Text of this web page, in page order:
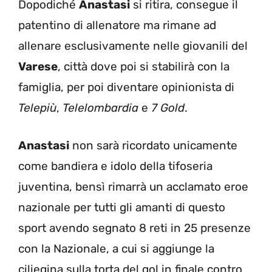
Dopodiché Anastasi si ritira, consegue il
patentino di allenatore ma rimane ad
allenare esclusivamente nelle giovanili del
Varese, città dove poi si stabilirà con la
famiglia, per poi diventare opinionista di
Telepiù, Telelombardia e 7 Gold.
Anastasi non sarà ricordato unicamente
come bandiera e idolo della tifoseria
juventina, bensì rimarrà un acclamato eroe
nazionale per tutti gli amanti di questo
sport avendo segnato 8 reti in 25 presenze
con la Nazionale, a cui si aggiunge la